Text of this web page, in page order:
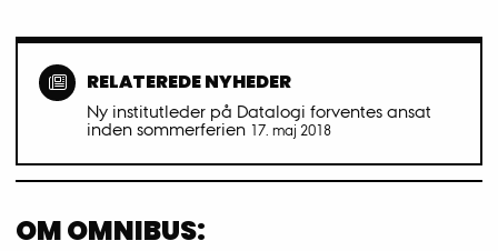
RELATEREDE NYHEDER
Ny institutleder på Datalogi forventes ansat
inden sommerferien 17. maj 2018
OM OMNIBUS: